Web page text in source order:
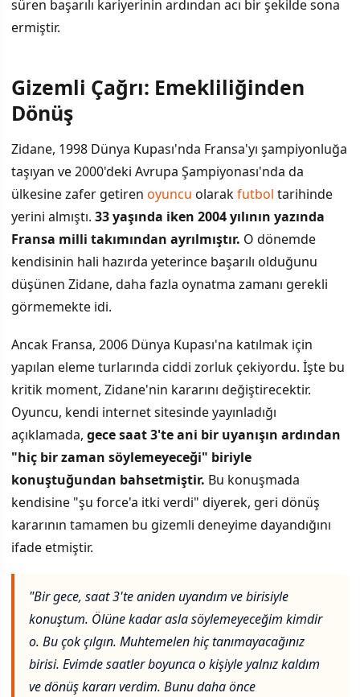
süren başarılı kariyerinin ardından acı bir şekilde sona
ermiştir.
İÇINDEKILER ›
2006 Dünya Kupası Finalinde Yaşananlar
Gizemli Çağrı: Emekliliğinden
Dönüş
Zidane, 1998 Dünya Kupası'nda Fransa'yı şampiyonluğa
taşıyan ve 2000'deki Avrupa Şampiyonası'nda da
ülkesine zafer getiren oyuncu olarakfutbol tarihinde
yerini almıştı. 33 yaşında iken 2004 yılının yazında
Fransa milli takımından ayrılmıştır. O dönemde
kendisinin hali hazırda yeterince başarılı olduğunu
düşünen Zidane, daha fazla oynatma zamanı gerekli
görmemekte idi.
Ancak Fransa, 2006 Dünya Kupası'na katılmak için
yapılan eleme turlarında ciddi zorluk çekiyordu. İşte bu
kritik moment, Zidane'nin kararını değiştirecektir.
Oyuncu, kendi internet sitesinde yayınladığı
açıklamada, gece saat 3'te ani bir uyanışın ardından
"hiç bir zaman söylemeyeceği" biriyle
konuştuğundan bahsetmiştir. Bu konuşmada
kendisine "şu force'a itki verdi" diyerek, geri dönüş
kararının tamamen bu gizemli deneyime dayandığını
ifade etmiştir.
"Bir gece, saat 3'te aniden uyandım ve birisiyle
konuştum. Ölüne kadar asla söylemeyeceğim kimdir
o. Bu çok çılgın. Muhtemelen hiç tanımayacağınız
birisi. Evimde saatler boyunca o kişiyle yalnız kaldım
ve dönüş kararı verdim. Bunu daha önce